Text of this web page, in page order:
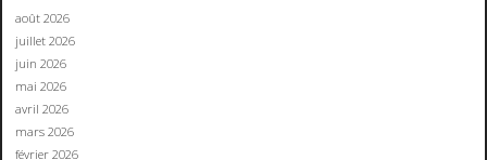
août 2026
juillet 2026
juin 2026
mai 2026
avril 2026
mars 2026
février 2026